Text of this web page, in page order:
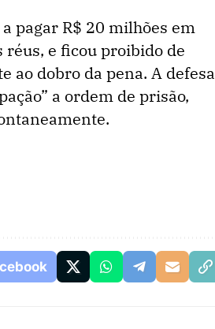
pagar R$ 20 milhões em
e ficou proibido de
ao dobro da pena. A defesa
a ordem de prisão,